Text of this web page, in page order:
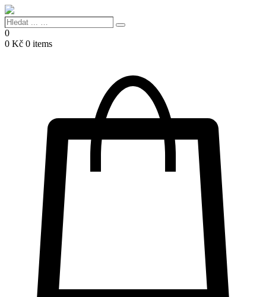
Hledat
...
…
Search
0
0 Kč 0 items